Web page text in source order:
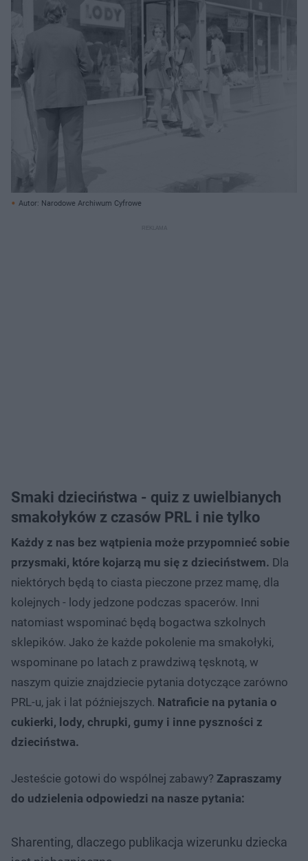
Autor: Narodowe Archiwum Cyfrowe
Smaki dzieciństwa - quiz z uwielbianych
smakołyków z czasów PRL i nie tylko
Każdy z nas bez wątpienia może przypomnieć sobie
przysmaki, które kojarzą mu się z dzieciństwem. Dla
niektórych będą to ciasta pieczone przez mamę, dla
kolejnych - lody jedzone podczas spacerów. Inni
natomiast wspominać będą bogactwa szkolnych
sklepików. Jako że każde pokolenie ma smakołyki,
wspominane po latach z prawdziwą tęsknotą, w
naszym quizie znajdziecie pytania dotyczące zarówno
PRL-u, jak i lat późniejszych. Natraficie na pytania o
cukierki, lody, chrupki, gumy i inne pyszności z
dzieciństwa.
Jesteście gotowi do wspólnej zabawy? Zapraszamy
do udzielenia odpowiedzi na nasze pytania:
Sharenting, dlaczego publikacja wizerunku dziecka